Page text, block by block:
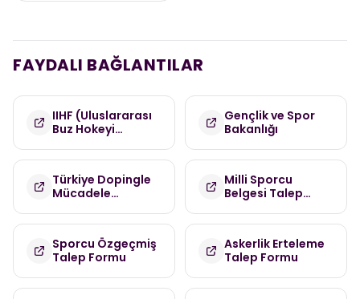
FAYDALI BAĞLANTILAR
IIHF (Uluslararası
Buz Hokeyi
Gençlik ve Spor
Bakanlığı
Türkiye Dopingle
Mücadele
(TDMK)
Milli Sporcu
Belgesi Talep
Sporcu Özgeçmiş
Talep Formu
Askerlik Erteleme
Talep Formu